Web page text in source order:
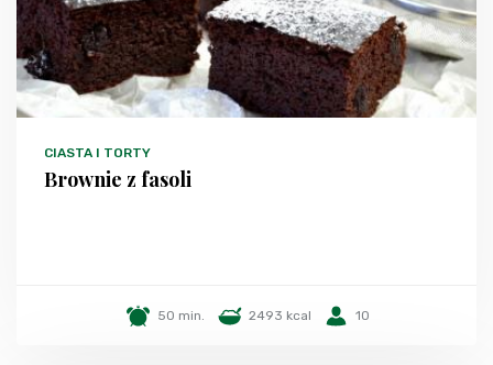
CIASTA I TORTY
Brownie z fasoli
50 min. 2493 kcal 10